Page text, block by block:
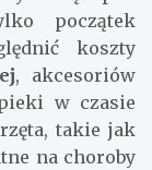
początek
koszty
, akcesoriów
w czasie
takie jak
na choroby